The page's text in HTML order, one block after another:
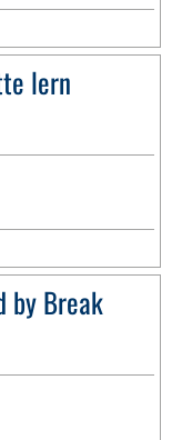
lern
by Break